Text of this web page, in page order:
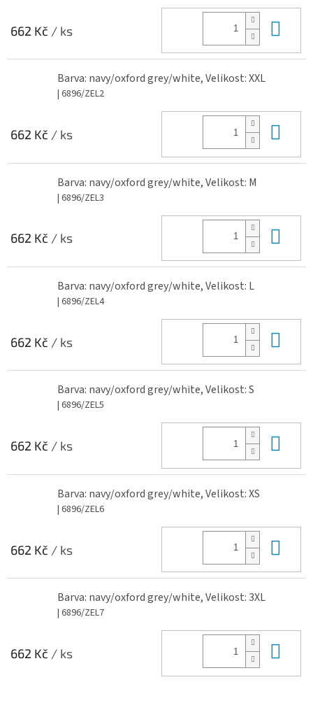
662 Kč / ks
Barva: navy/oxford grey/white, Velikost: XXL
| 6896/ZEL2
662 Kč / ks
Barva: navy/oxford grey/white, Velikost: M
| 6896/ZEL3
662 Kč / ks
Barva: navy/oxford grey/white, Velikost: L
| 6896/ZEL4
662 Kč / ks
Barva: navy/oxford grey/white, Velikost: S
| 6896/ZEL5
662 Kč / ks
Barva: navy/oxford grey/white, Velikost: XS
| 6896/ZEL6
662 Kč / ks
Barva: navy/oxford grey/white, Velikost: 3XL
| 6896/ZEL7
662 Kč / ks